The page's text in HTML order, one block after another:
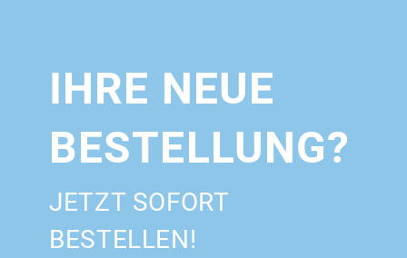
IHRE NEUE
BESTELLUNG?
JETZT SOFORT
BESTELLEN!